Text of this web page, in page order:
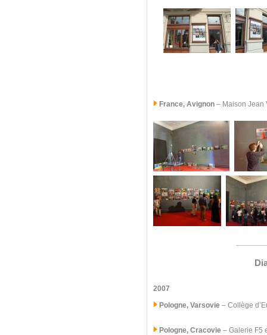
France, Avignon – Maison Jean
2007
Pologne, Varsovie – Collège
Pologne, Cracovie – Galerie F5